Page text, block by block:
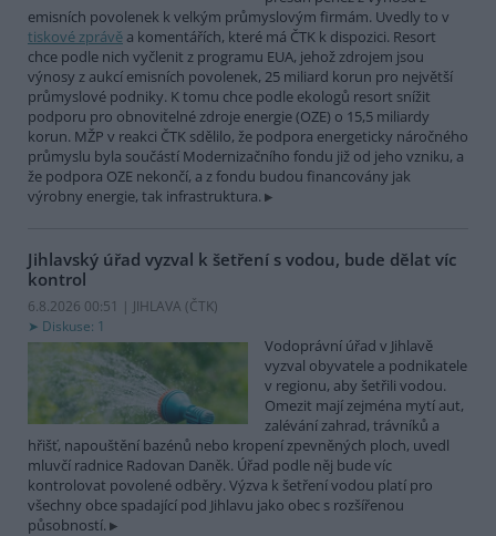
emisních povolenek k velkým průmyslovým firmám. Uvedly to v
tiskové zprávě a komentářích, které má ČTK k dispozici. Resort
chce podle nich vyčlenit z programu EUA, jehož zdrojem jsou
výnosy z aukcí emisních povolenek, 25 miliard korun pro největší
průmyslové podniky. K tomu chce podle ekologů resort snížit
podporu pro obnovitelné zdroje energie (OZE) o 15,5 miliardy
korun. MŽP v reakci ČTK sdělilo, že podpora energeticky náročného
průmyslu byla součástí Modernizačního fondu již od jeho vzniku, a
že podpora OZE nekončí, a z fondu budou financovány jak
výrobny energie, tak infrastruktura.
Jihlavský úřad vyzval k šetření s vodou, bude dělat víc
kontrol
6.8.2026 00:51 | JIHLAVA (ČTK)
Diskuse: 1
Vodoprávní úřad v Jihlavě
vyzval obyvatele a podnikatele
v regionu, aby šetřili vodou.
Omezit mají zejména mytí aut,
zalévání zahrad, trávníků a
hřišť, napouštění bazénů nebo kropení zpevněných ploch, uvedl
mluvčí radnice Radovan Daněk. Úřad podle něj bude víc
kontrolovat povolené odběry. Výzva k šetření vodou platí pro
všechny obce spadající pod Jihlavu jako obec s rozšířenou
působností.